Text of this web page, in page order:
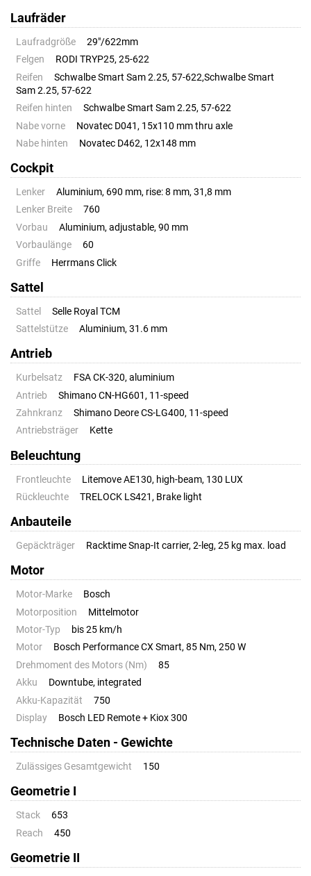
Laufräder
Laufradgröße
29"/622mm
Felgen
RODI TRYP25, 25-622
Reifen
Schwalbe Smart Sam 2.25, 57-622,Schwalbe Smart
Sam 2.25, 57-622
Reifen hinten
Schwalbe Smart Sam 2.25, 57-622
Nabe vorne
Novatec D041, 15x110 mm thru axle
Nabe hinten
Novatec D462, 12x148 mm
Cockpit
Lenker
Aluminium, 690 mm, rise: 8 mm, 31,8 mm
Lenker Breite
760
Vorbau
Aluminium, adjustable, 90 mm
Vorbaulänge
60
Griffe
Herrmans Click
Sattel
Sattel
Selle Royal TCM
Sattelstütze
Aluminium, 31.6 mm
Antrieb
Kurbelsatz
FSA CK-320, aluminium
Antrieb
Shimano CN-HG601, 11-speed
Zahnkranz
Shimano Deore CS-LG400, 11-speed
Antriebsträger
Kette
Beleuchtung
Frontleuchte
Litemove AE130, high-beam, 130 LUX
Rückleuchte
TRELOCK LS421, Brake light
Anbauteile
Gepäckträger Racktime Snap-It carrier, 2-leg, 25 kg max. load
Motor
Motor-Marke
Bosch
Motorposition
Mittelmotor
Motor-Typ
bis 25 km/h
Motor
Bosch Performance CX Smart, 85 Nm, 250 W
Drehmoment des Motors (Nm)
85
Akku
Downtube, integrated
Akku-Kapazität
750
Display
Bosch LED Remote + Kiox 300
Technische Daten - Gewichte
Zulässiges Gesamtgewicht 150
Geometrie I
Stack
653
Reach
450
Geometrie II